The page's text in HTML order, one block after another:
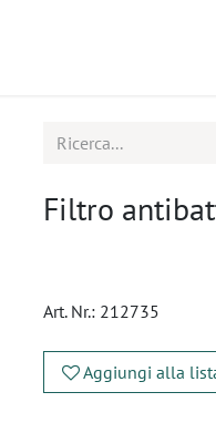
Filtro
Art. Nr.: 212735
Aggiungi alla